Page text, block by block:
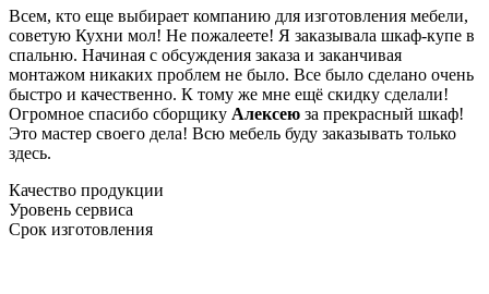
Всем, кто еще выбирает компанию для изготовления мебели,
советую Кухни мол! Не пожалеете! Я заказывала шкаф-купе в
спальню. Начиная с обсуждения заказа и заканчивая
монтажом никаких проблем не было. Все было сделано очень
быстро и качественно. К тому же мне ещё скидку сделали!
Огромное спасибо сборщику Алексею за прекрасный шкаф!
Это мастер своего дела! Всю мебель буду заказывать только
здесь.
Качество продукции
Уровень сервиса
Срок изготовления